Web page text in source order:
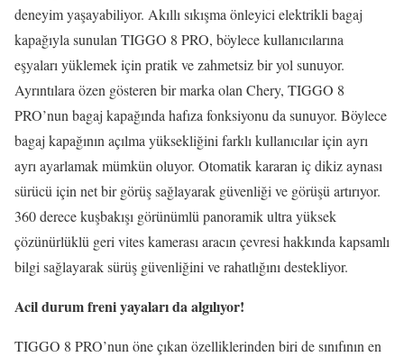
deneyim yaşayabiliyor. Akıllı sıkışma önleyici elektrikli bagaj
kapağıyla sunulan TIGGO 8 PRO, böylece kullanıcılarına
eşyaları yüklemek için pratik ve zahmetsiz bir yol sunuyor.
Ayrıntılara özen gösteren bir marka olan Chery, TIGGO 8
PRO’nun bagaj kapağında hafıza fonksiyonu da sunuyor. Böylece
bagaj kapağının açılma yüksekliğini farklı kullanıcılar için ayrı
ayrı ayarlamak mümkün oluyor. Otomatik kararan iç dikiz aynası
sürücü için net bir görüş sağlayarak güvenliği ve görüşü artırıyor.
360 derece kuşbakışı görünümlü panoramik ultra yüksek
çözünürlüklü geri vites kamerası aracın çevresi hakkında kapsamlı
bilgi sağlayarak sürüş güvenliğini ve rahatlığını destekliyor.
Acil durum freni yayaları da algılıyor!
TIGGO 8 PRO’nun öne çıkan özelliklerinden biri de sınıfının en